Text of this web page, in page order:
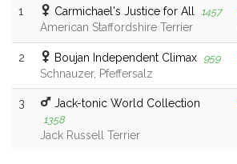
1 Carmichael's Justice for All 1457
American Staffordshire Terrier
2 Boujan Independent Climax 959
Schnauzer, Pfeffersalz
3 Jack-tonic World Collection
1358
Jack Russell Terrier